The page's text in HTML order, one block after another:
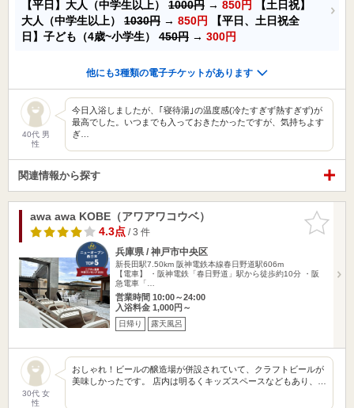
【平日】大人（中学生以上） 1000円 → 850円
【土日祝】
大人（中学生以上） 1030円 → 850円
【平日、土日祝全
日】子ども（4歳~小学生） 450円 → 300円
他にも3種類の電子チケットがあります
40代 男
性
今日入浴しましたが、｢寝待湯｣の温度感(冷たすぎず熱すぎず)が
最高でした。いつまでも入っておきたかったですが、気持ちよす
ぎ…
関連情報から探す
お気に入
りに追加
awa awa KOBE（アワアワコウベ）
4.3点/ 3 件
兵庫県 / 神戸市中央区
新長田駅7.50km 阪神電鉄本線春日野道駅606m
【電車】 ・阪神電鉄「春日野道」駅から徒歩約10分 ・阪
急電車「…
営業時間 10:00～24:00
入浴料金 1,000円～
日帰り 露天風呂
30代 女
性
おしゃれ！ビールの醸造場が併設されていて、クラフトビールが
美味しかったです。 店内は明るくキッズスペースなどもあり、…